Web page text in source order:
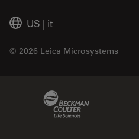
US | it
© 2026 Leica Microsystems